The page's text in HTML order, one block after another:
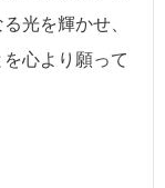
光を輝かせ、
心より願って